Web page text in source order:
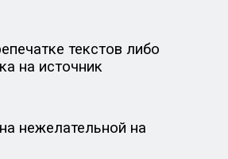
текстов либо
на источник
нежелательной на